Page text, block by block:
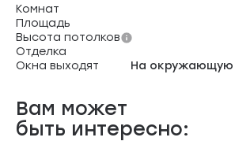
Комнат
Площадь
Высота потолков
Отделка
Окна выходят
На окружающую
Вам может
быть интересно: